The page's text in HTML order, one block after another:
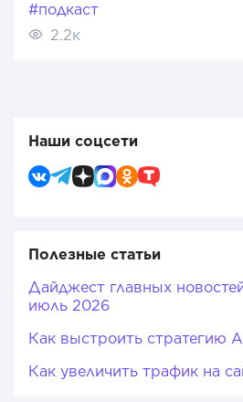
#подкаст
2.2к
Наши соцсети
Полезные статьи
Дайджест главных
июль 2026
Как выстроить стратегию
Как увеличить трафик на